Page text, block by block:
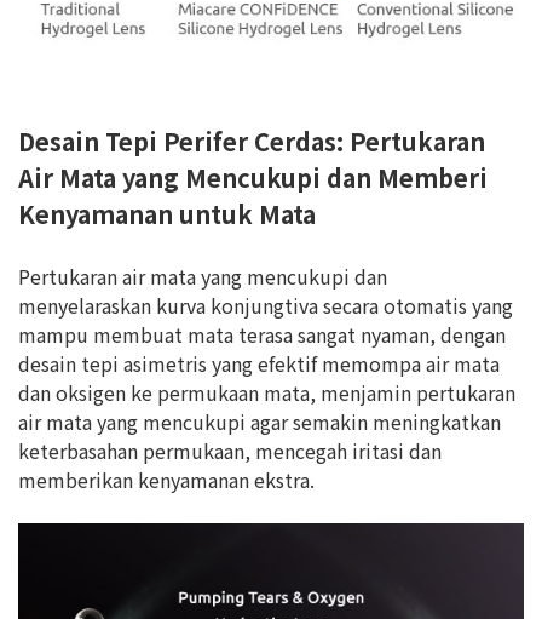
Desain Tepi Perifer Cerdas: Pertukaran
Air Mata yang Mencukupi dan Memberi
Kenyamanan untuk Mata
Pertukaran air mata yang mencukupi dan
menyelaraskan kurva konjungtiva secara otomatis yang
mampu membuat mata terasa sangat nyaman, dengan
desain tepi asimetris yang efektif memompa air mata
dan oksigen ke permukaan mata, menjamin pertukaran
air mata yang mencukupi agar semakin meningkatkan
keterbasahan permukaan, mencegah iritasi dan
memberikan kenyamanan ekstra.